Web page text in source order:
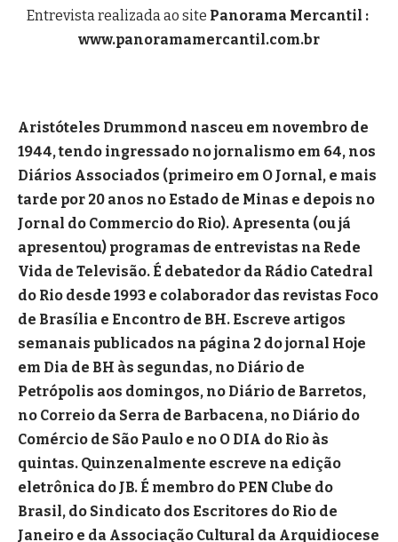
Entrevista realizada ao site Panorama Mercantil :
www.panoramamercantil.com.br
Aristóteles Drummond nasceu em novembro de
1944, tendo ingressado no jornalismo em 64, nos
Diários Associados (primeiro em O Jornal, e mais
tarde por 20 anos no Estado de Minas e depois no
Jornal do Commercio do Rio). Apresenta (ou já
apresentou) programas de entrevistas na Rede
Vida de Televisão. É debatedor da Rádio Catedral
do Rio desde 1993 e colaborador das revistas Foco
de Brasília e Encontro de BH. Escreve artigos
semanais publicados na página 2 do jornal Hoje
em Dia de BH às segundas, no Diário de
Petrópolis aos domingos, no Diário de Barretos,
no Correio da Serra de Barbacena, no Diário do
Comércio de São Paulo e no O DIA do Rio às
quintas. Quinzenalmente escreve na edição
eletrônica do JB. É membro do PEN Clube do
Brasil, do Sindicato dos Escritores do Rio de
Janeiro e da Associação Cultural da Arquidiocese